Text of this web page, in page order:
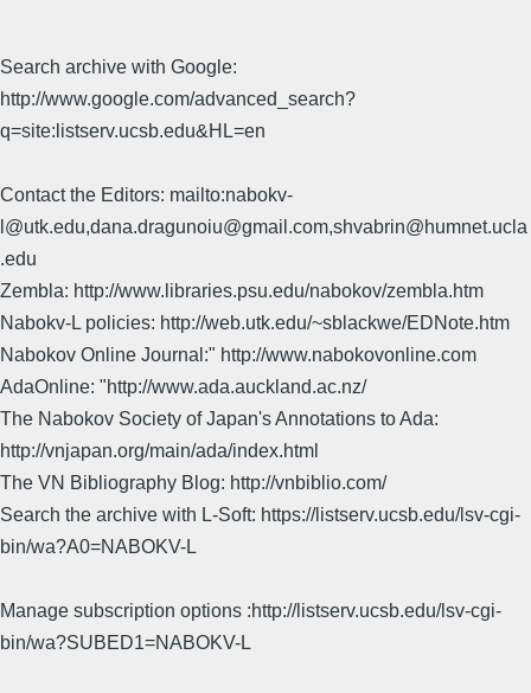
Search archive with Google:
http://www.google.com/advanced_search?
q=site:listserv.ucsb.edu&HL=en
Contact the Editors: mailto:nabokv-
l@utk.edu,dana.dragunoiu@gmail.com,shvabrin@humnet.ucla
.edu
Zembla: http://www.libraries.psu.edu/nabokov/zembla.htm
Nabokv-L policies: http://web.utk.edu/~sblackwe/EDNote.htm
Nabokov Online Journal:" http://www.nabokovonline.com
AdaOnline: "http://www.ada.auckland.ac.nz/
The Nabokov Society of Japan's Annotations to Ada:
http://vnjapan.org/main/ada/index.html
The VN Bibliography Blog: http://vnbiblio.com/
Search the archive with L-Soft: https://listserv.ucsb.edu/lsv-cgi-
bin/wa?A0=NABOKV-L
Manage subscription options :http://listserv.ucsb.edu/lsv-cgi-
bin/wa?SUBED1=NABOKV-L